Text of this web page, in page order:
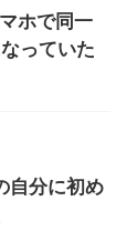
ホで同一
っていた
自分に初め